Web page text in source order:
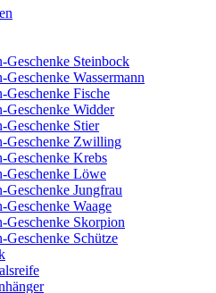
Geschenke Steinbock
Geschenke Wassermann
Geschenke Fische
Geschenke Widder
Geschenke Stier
Geschenke Zwilling
Geschenke Krebs
Geschenke Löwe
Geschenke Jungfrau
Geschenke Waage
Geschenke Skorpion
Geschenke Schütze